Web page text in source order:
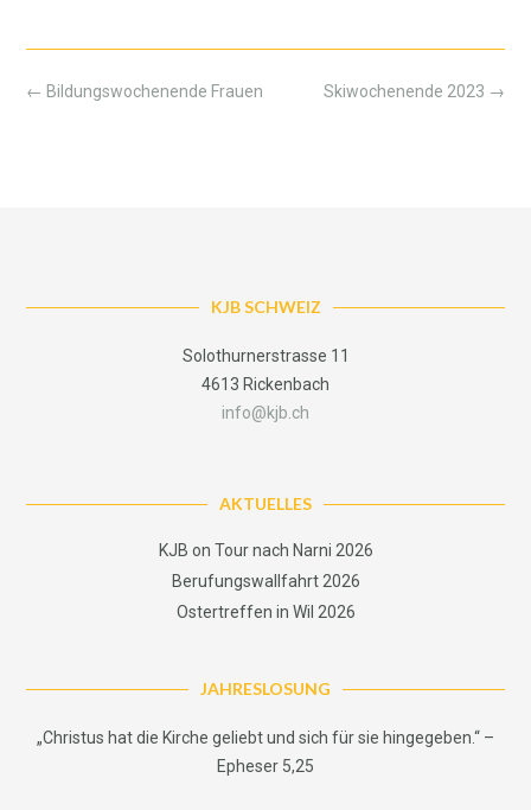
Skiwochenende 2023 →
← Bildungswochenende Frauen
KJB SCHWEIZ
Solothurnerstrasse 11
4613 Rickenbach
info@kjb.ch
AKTUELLES
KJB on Tour nach Narni 2026
Berufungswallfahrt 2026
Ostertreffen in Wil 2026
JAHRESLOSUNG
„Christus hat die Kirche geliebt und sich für sie hingegeben.“ –
Epheser 5,25